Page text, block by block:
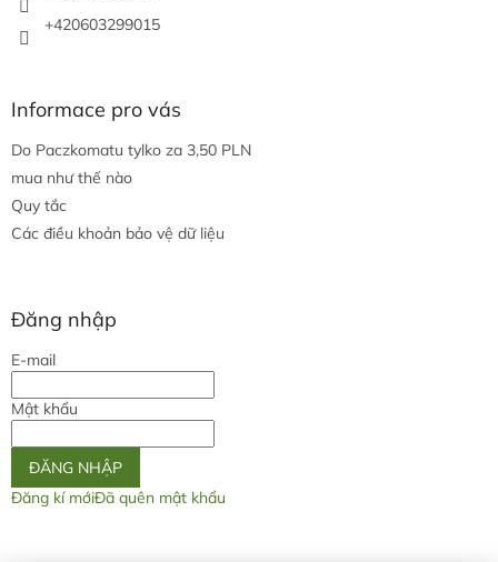
+420603299015
Informace pro vás
Do Paczkomatu tylko za 3,50 PLN
mua như thế nào
Quy tắc
Các điều khoản bảo vệ dữ liệu
Đăng nhập
E-mail
Mật khẩu
ĐĂNG NHẬP
Đăng kí mớiĐã quên mật khẩu